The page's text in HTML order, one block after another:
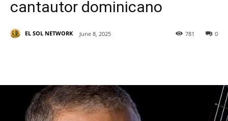
cantautor dominicano
EL SOL NETWORK June 8, 2025 0
781